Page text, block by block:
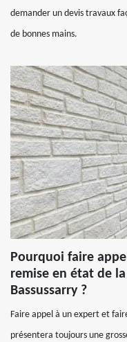
demander un devis travaux
de bonnes mains.
Pourquoi faire
remise en état de
Bassussarry ?
Faire appel à un expert et
présentera toujours une